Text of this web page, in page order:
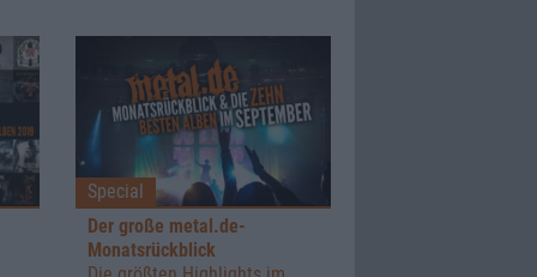
Special
Der große metal.de-
Monatsrückblick